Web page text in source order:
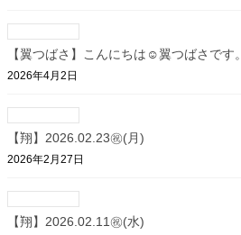
【翼つばさ】こんにちは☺翼つばさです。
2026年4月2日
【翔】2026.02.23㊗(月)
2026年2月27日
【翔】2026.02.11㊗(水)